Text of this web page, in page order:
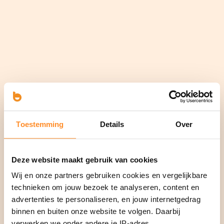
Toestemming Details Over
Deze website maakt gebruik van cookies
Wij en onze partners gebruiken cookies en vergelijkbare
technieken om jouw bezoek te analyseren, content en
advertenties te personaliseren, en jouw internetgedrag
binnen en buiten onze website te volgen. Daarbij